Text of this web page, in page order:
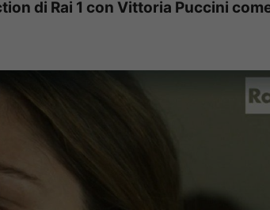
di Rai 1 con Vittoria Puccini